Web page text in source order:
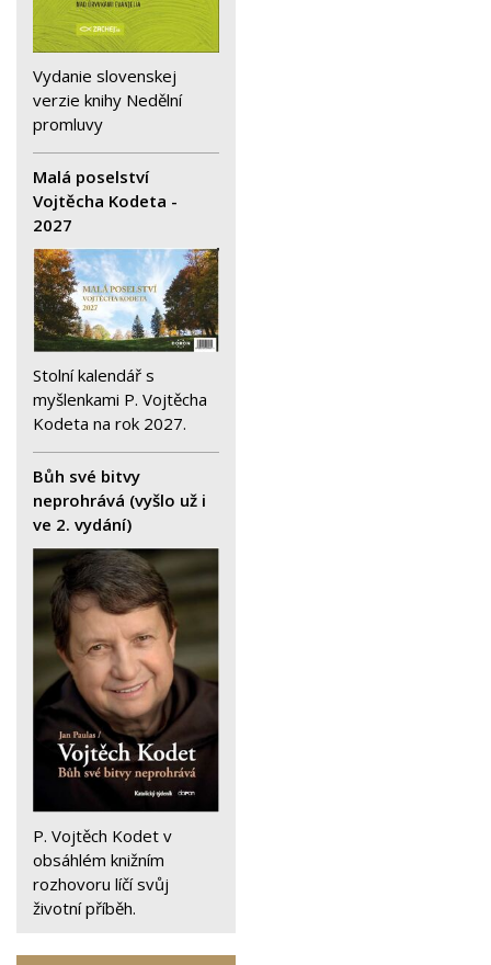
Vydanie slovenskej
verzie knihy Nedělní
promluvy
Malá poselství
Vojtěcha Kodeta -
2027
Stolní kalendář s
myšlenkami P. Vojtěcha
Kodeta na rok 2027.
Bůh své bitvy
neprohrává (vyšlo už i
ve 2. vydání)
P. Vojtěch Kodet v
obsáhlém knižním
rozhovoru líčí svůj
životní příběh.